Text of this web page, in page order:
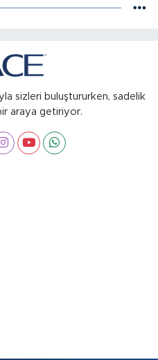
sizleri buluştururken, sadelik
araya getiriyor.